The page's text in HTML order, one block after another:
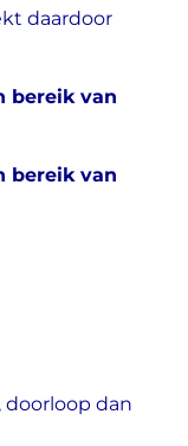
daardoor
bereik van
bereik van
doorloop dan